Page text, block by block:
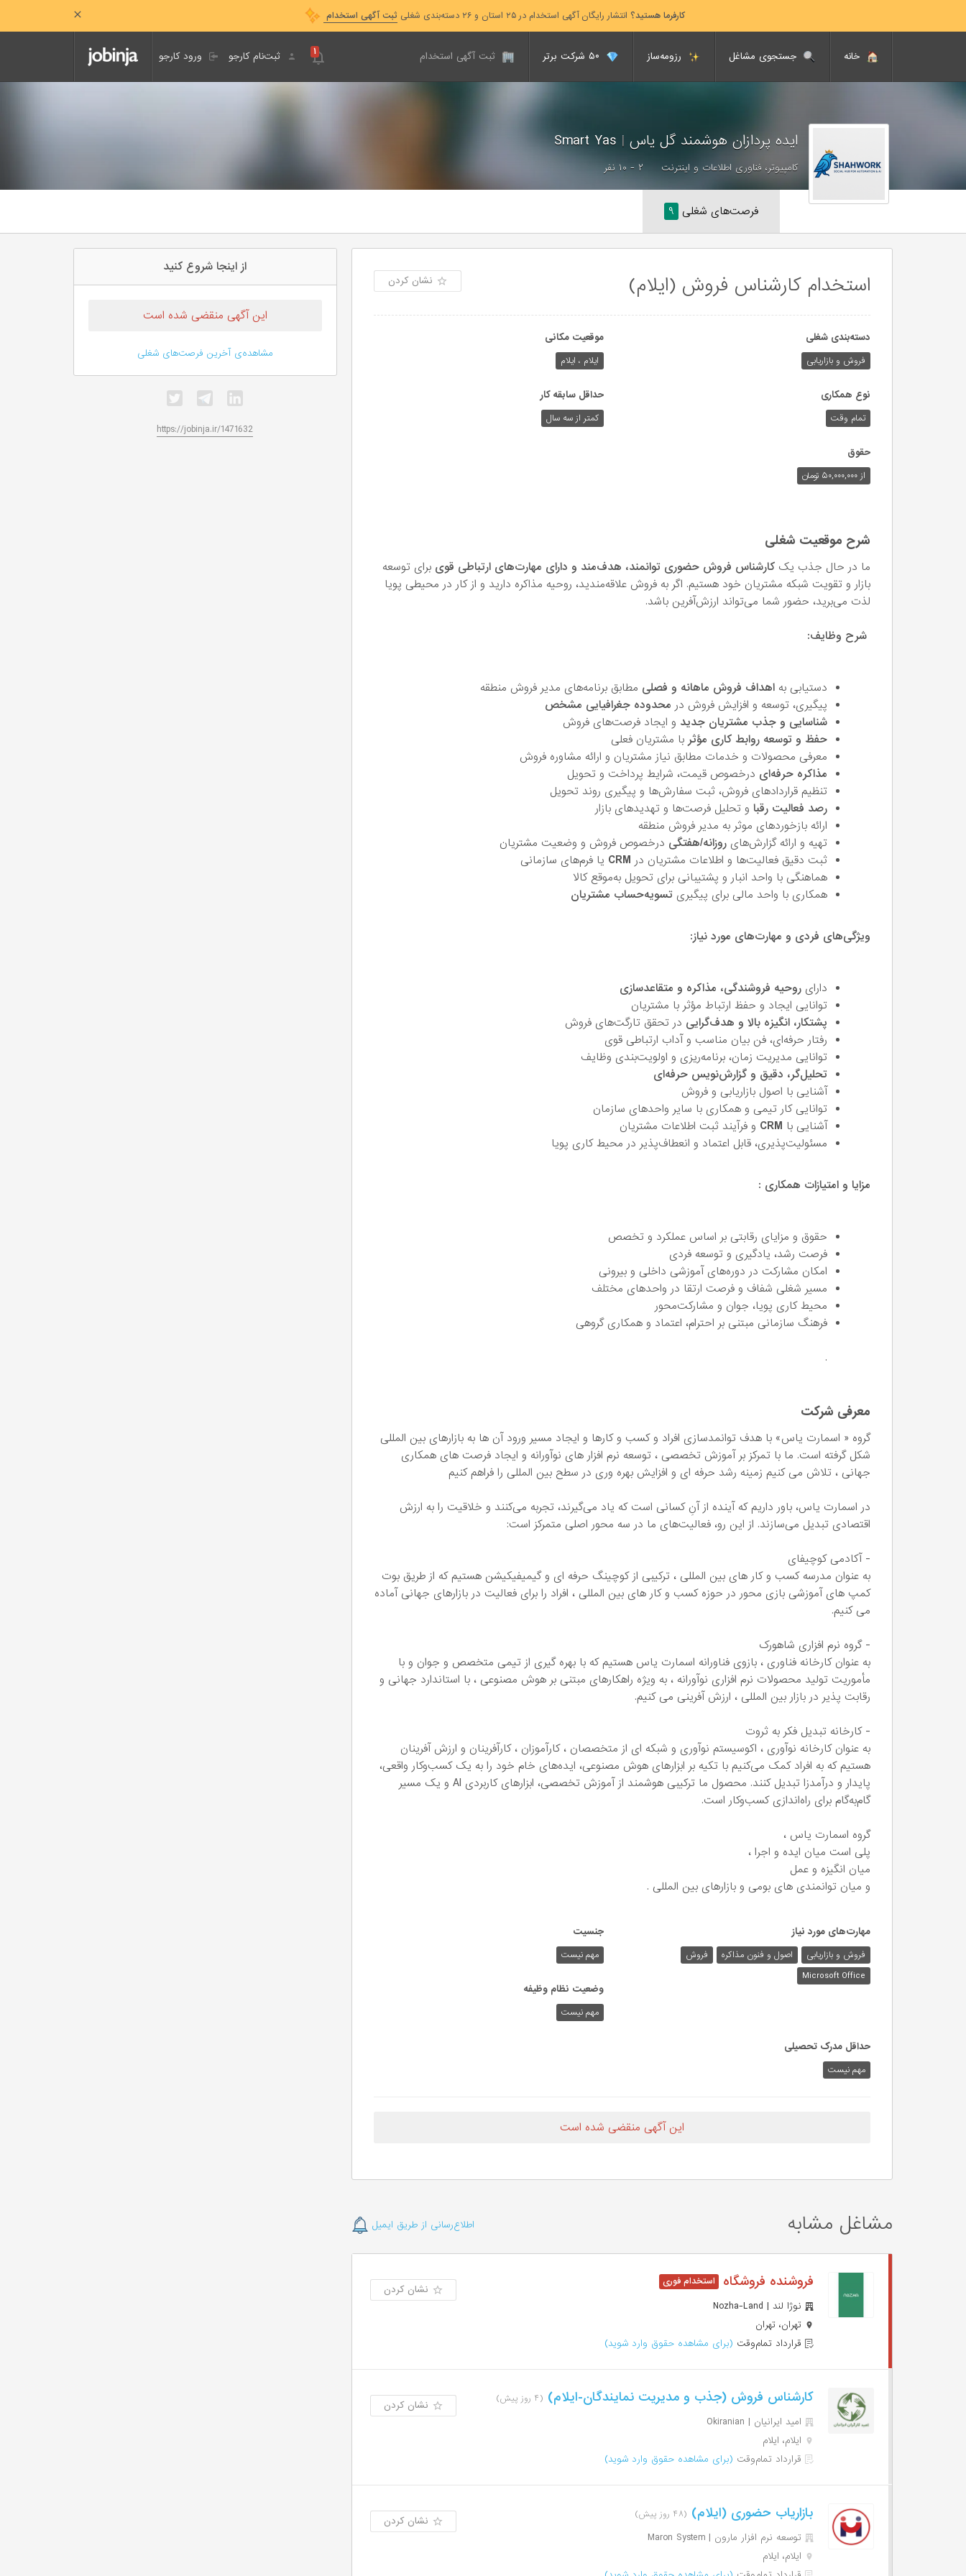
کارفرما هستید؟ انتشار رایگان آگهی استخدام در ۲۵ استان و ۲۶ دسته‌بندی شغلی ثبت آگهی استخدام
خانه جستجوی مشاغل رزومه‌ساز ثبت آگهی استخدام ورود کارجو ثبت‌نام کارجو ۱
ایده پردازان هوشمند گل یاس |
کامپیوتر، فناوری اطلاعات و اینترنت ۲ - ۱۰ نفر
فرصت‌های شغلی ۹
استخدام کارشناس فروش (ایلام) نشان کردن
دسته‌بندی شغلی
فروش و بازاریابی
موقعیت مکانی
ایلام ، ایلام
نوع همکاری
تمام وقت
حداقل سابقه کار
کمتر از سه سال
حقوق
از ۵۰,۰۰۰,۰۰۰ تومان
شرح موقعیت شغلی
ما در حال جذب یک کارشناس فروش حضوری توانمند، هدف‌مند و دارای مهارت‌های ارتباطی قوی برای توسعه
بازار و تقویت شبکه مشتریان خود هستیم. اگر به فروش علاقه‌مندید، روحیه مذاکره دارید و از کار در محیطی پویا
لذت می‌برید، حضور شما می‌تواند ارزش‌آفرین باشد.
شرح وظایف:
دستیابی به اهداف فروش ماهانه و فصلی مطابق برنامه‌های مدیر فروش منطقه
پیگیری، توسعه و افزایش فروش در محدوده جغرافیایی مشخص
شناسایی و جذب مشتریان جدید و ایجاد فرصت‌های فروش
حفظ و توسعه روابط کاری مؤثر با مشتریان فعلی
معرفی محصولات و خدمات مطابق نیاز مشتریان و ارائه مشاوره فروش
مذاکره حرفه‌ای درخصوص قیمت، شرایط پرداخت و تحویل
تنظیم قراردادهای فروش، ثبت سفارش‌ها و پیگیری روند تحویل
رصد فعالیت رقبا و تحلیل فرصت‌ها و تهدیدهای بازار
ارائه بازخوردهای موثر به مدیر فروش منطقه
تهیه و ارائه گزارش‌های روزانه/هفتگی درخصوص فروش و وضعیت مشتریان
ثبت دقیق فعالیت‌ها و اطلاعات مشتریان در CRM یا فرم‌های سازمانی
هماهنگی با واحد انبار و پشتیبانی برای تحویل به‌موقع کالا
همکاری با واحد مالی برای پیگیری تسویه‌حساب مشتریان
ویژگی‌های فردی و مهارت‌های مورد نیاز:
دارای روحیه فروشندگی، مذاکره و متقاعدسازی
توانایی ایجاد و حفظ ارتباط مؤثر با مشتریان
پشتکار، انگیزه بالا و هدف‌گرایی در تحقق تارگت‌های فروش
رفتار حرفه‌ای، فن بیان مناسب و آداب ارتباطی قوی
توانایی مدیریت زمان، برنامه‌ریزی و اولویت‌بندی وظایف
تحلیل‌گر، دقیق و گزارش‌نویس حرفه‌ای
آشنایی با اصول بازاریابی و فروش
توانایی کار تیمی و همکاری با سایر واحدهای سازمان
آشنایی با CRM و فرآیند ثبت اطلاعات مشتریان
مسئولیت‌پذیری، قابل اعتماد و انعطاف‌پذیر در محیط کاری پویا
مزایا و امتیازات همکاری :
حقوق و مزایای رقابتی بر اساس عملکرد و تخصص
فرصت رشد، یادگیری و توسعه فردی
امکان مشارکت در دوره‌های آموزشی داخلی و بیرونی
مسیر شغلی شفاف و فرصت ارتقا در واحدهای مختلف
محیط کاری پویا، جوان و مشارکت‌محور
فرهنگ سازمانی مبتنی بر احترام، اعتماد و همکاری گروهی
.
معرفی شرکت
گروه « اسمارت یاس» با هدف توانمدسازی افراد و کسب و کارها و ایجاد مسیر ورود آن ها به بازارهای بین المللی
شکل گرفته است. ما با تمرکز بر آموزش تخصصی ، توسعه نرم افزار های نوآورانه و ایجاد فرصت های همکاری
جهانی ، تلاش می کنیم زمینه رشد حرفه ای و افزایش بهره وری در سطح بین المللی را فراهم کنیم
در اسمارت یاس، باور داریم که آینده از آنِ کسانی است که یاد می‌گیرند، تجربه می‌کنند و خلاقیت را به ارزش
اقتصادی تبدیل می‌سازند. از این رو، فعالیت‌های ما در سه محور اصلی متمرکز است:
- آکادمی کوچیفای
به عنوان مدرسه کسب و کار های بین المللی ، ترکیبی از کوچینگ حرفه ای و گیمیفیکیشن هستیم که از طریق بوت
کمپ های آموزشی بازی محور در حوزه کسب و کار های بین المللی ، افراد را برای فعالیت در بازارهای جهانی آماده
می کنیم.
- گروه نرم افزاری شاهورک
به عنوان کارخانه فناوری ، بازوی فناورانه اسمارت یاس هستیم که با بهره گیری از تیمی متخصص و جوان و با
مأموریت تولید محصولات نرم افزاری نوآورانه ، به ویژه راهکارهای مبتنی بر هوش مصنوعی ، با استاندارد جهانی و
رقابت پذیر در بازار بین المللی ، ارزش آفرینی می کنیم.
- کارخانه تبدیل فکر به ثروت
به عنوان کارخانه نوآوری ، اکوسیستم نوآوری و شبکه ای از متخصصان ، کارآموزان ، کارآفرینان و ارزش آفرینان
هستیم که به افراد کمک می‌کنیم با تکیه بر ابزارهای هوش مصنوعی، ایده‌های خام خود را به یک کسب‌وکار واقعی،
پایدار و درآمدزا تبدیل کنند. محصول ما ترکیبی هوشمند از آموزش تخصصی، ابزارهای کاربردی AI و یک مسیر
گام‌به‌گام برای راه‌اندازی کسب‌وکار است.
گروه اسمارت یاس ،
پلی است میان ایده و اجرا ،
میان انگیزه و عمل
و میان توانمندی های بومی و بازارهای بین المللی .
مهارت‌های مورد نیاز
فروش و بازاریابی اصول و فنون مذاکره
فروش
Microsoft Office
جنسیت
مهم نیست
وضعیت نظام وظیفه
مهم‌ نیست
حداقل مدرک تحصیلی
مهم نیست
این آگهی منقضی شده است
مشاغل مشابه اطلاع‌رسانی از طریق ایمیل
فروشنده فروشگاه
نوژا لند | Nozha-Land
تهران، تهران
قرارداد تمام‌وقت (برای مشاهده حقوق وارد شوید)
نشان کردن
کارشناس فروش (جذب و مدیریت نمایندگان-ایلام) (۴ روز پیش)
امید ایرانیان | Okiranian
ایلام، ایلام
قرارداد تمام‌وقت (برای مشاهده حقوق وارد شوید)
نشان کردن
بازاریاب حضوری (ایلام) (۴۸ روز پیش)
توسعه نرم افزار مارون | Maron System
ایلام، ایلام
نشان کردن
از اینجا شروع کنید
این آگهی منقضی شده است
مشاهده‌ی آخرین فرصت‌های شغلی
https://jobinja.ir/1471632